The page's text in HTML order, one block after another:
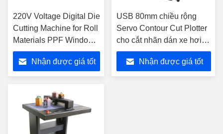
220V Voltage Digital Die
Cutting Machine for Roll
Materials PPF Window
Tint Flatbed Cutter
VFR1612Nhận được giá tốt
USB 80mm chiều rộng
Servo Contour Cut Plotter
cho cắt nhãn dán xe hơi
PPF Plotter Vinyl Cutter
Plotter Machine GR8000-
140
Nhận được giá tốt